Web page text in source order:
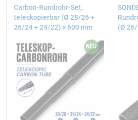
Carbon-Rundrohr-Set,
teleskopierbar (Ø 28/26 +
26/24 + 24/22) × 600 mm
(Ø 26/